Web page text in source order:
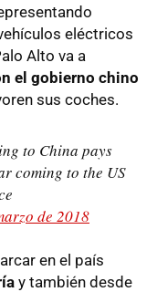
eléctricos
Alto va a
el gobierno chino
sus coches.
to China pays
coming to the US
de 2018
en el país
y también desde